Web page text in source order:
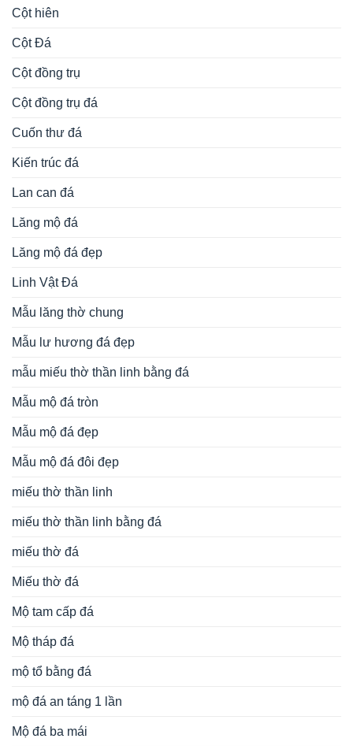
Cột hiên
Cột Đá
Cột đồng trụ
Cột đồng trụ đá
Cuốn thư đá
Kiến trúc đá
Lan can đá
Lăng mộ đá
Lăng mộ đá đẹp
Linh Vật Đá
Mẫu lăng thờ chung
Mẫu lư hương đá đẹp
mẫu miếu thờ thần linh bằng đá
Mẫu mộ đá tròn
Mẫu mộ đá đẹp
Mẫu mộ đá đôi đẹp
miếu thờ thần linh
miếu thờ thần linh bằng đá
miếu thờ đá
Miếu thờ đá
Mộ tam cấp đá
Mộ tháp đá
mộ tổ bằng đá
mộ đá an táng 1 lần
Mộ đá ba mái